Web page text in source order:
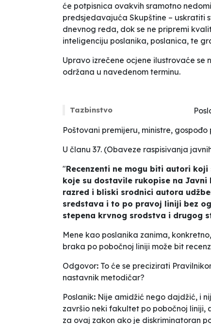
će potpisnica ovakvih sramotno
predsjedavajuća Skupštine – uskratiti
dnevnog reda, dok se ne pripremi
inteligenciju poslanika, poslanica, te
Upravo izrečene ocjene ilustrovaće se
održana u navedenom terminu.
Tazbinstvo
Poštovani premijeru, ministre, gospođo
U članu 37. (Obaveze raspisivanja
"Recenzenti ne mogu biti autori
koje su dostavile rukopise na
razred i bliski srodnici autora
sredstava i to po pravoj liniji bez
stepena krvnog srodstva i drugog
Mene kao poslanika zanima,
braka po pobočnoj liniji može bit
Odgovor: To će se precizirati
nastavnik metodičar?
Poslanik: Nije amidžić nego dajdžić, i
završio neki fakultet po pobočnoj liniji,
za ovaj zakon ako je diskriminatoran